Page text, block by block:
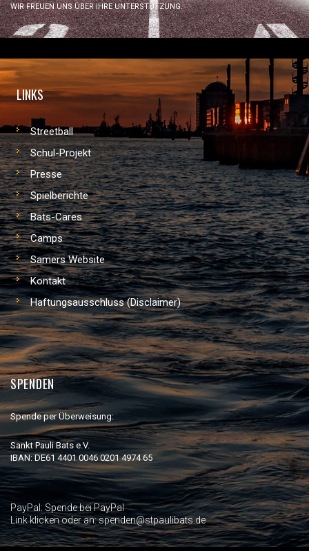
WIR FREUEN UNS ÜBER IHRE UNTERSTÜTZUNG.
LINKS
Streetball
Schul-Projekt
Presse
Spielberichte
Bats-Cares
Camps
Samers Website
Kontakt
Haftungsausschluss (Disclaimer)
SPENDEN
Spende per Überweisung:
Sankt Pauli Bats e.V.
IBAN: DE61 4401 0046 0201 4974 65
PayPal: Spende bei PayPal
Link klicken oder an: spenden@stpaulibats.de